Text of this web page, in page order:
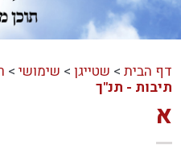
דף הבית > שטייגן > שימושי >
תיבות - תנ"ך
א